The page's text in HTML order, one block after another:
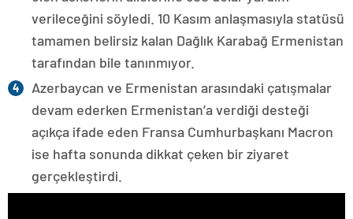
verileceğini söyledi. 10 Kasım anlaşmasıyla statüsü
tamamen belirsiz kalan Dağlık Karabağ Ermenistan
tarafından bile tanınmıyor.
Azerbaycan ve Ermenistan arasındaki çatışmalar
devam ederken Ermenistan’a verdiği desteği
açıkça ifade eden Fransa Cumhurbaşkanı Macron
ise hafta sonunda dikkat çeken bir ziyaret
gerçekleştirdi.